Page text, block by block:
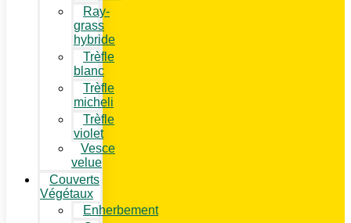
Ray-
grass
hybride
Trèfle
blanc
Trèfle
micheli
Trèfle
violet
Vesce
velue
Couverts
Végétaux
Enherbement